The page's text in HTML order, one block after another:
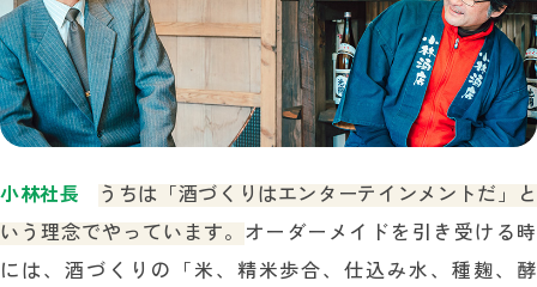
小林社長
うちは「酒づくりはエンターテインメントだ」と
いう理念でやっています。 オーダーメイドを引き受ける時
には、酒づくりの「米、精米歩合、仕込み水、種麹、酵